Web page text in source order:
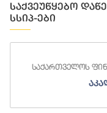
საქვეუწყებო
სსიპ-ები
საქართველოს